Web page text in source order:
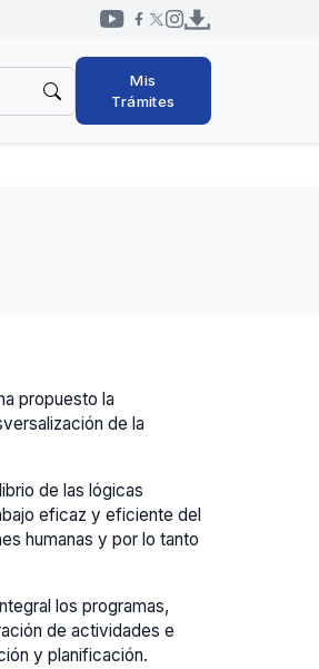
Redes
sociales
cabezal
Mis
Trámites
propuesto la
de la
de las lógicas
eficaz y eficiente del
humanas y por lo tanto
los programas,
de actividades e
y planificación.